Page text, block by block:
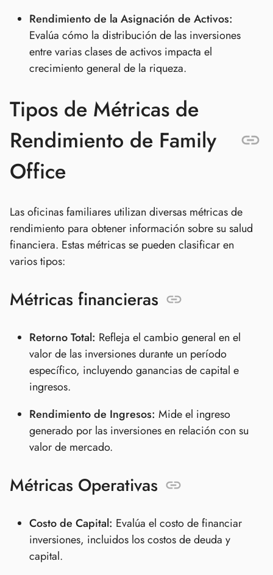
Rendimiento de la Asignación de Activos:
Evalúa cómo la distribución de las inversiones
entre varias clases de activos impacta el
crecimiento general de la riqueza.
Tipos de Métricas de
Rendimiento de Family
Office
Las oficinas familiares utilizan diversas métricas de
rendimiento para obtener información sobre su salud
financiera. Estas métricas se pueden clasificar en
varios tipos:
Métricas financieras
Retorno Total: Refleja el cambio general en el
valor de las inversiones durante un período
específico, incluyendo ganancias de capital e
ingresos.
Rendimiento de Ingresos: Mide el ingreso
generado por las inversiones en relación con su
valor de mercado.
Métricas Operativas
Costo de Capital: Evalúa el costo de financiar
inversiones, incluidos los costos de deuda y
capital.